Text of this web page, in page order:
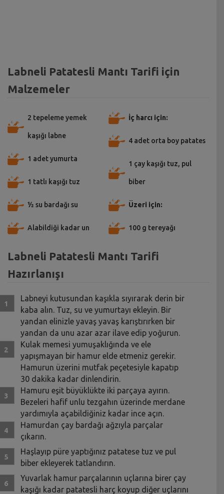
Labneli Patatesli Mantı Tarifi için
Malzemeler
2 tepeleme yemek
kaşığı labne
1 adet yumurta
1 tatlı kaşığı tuz
½ su bardağı su
Alabildiği kadar un
İç harcı için:
4 adet orta boy patates
1 çay kaşığı tuz, pul
biber
Üzeri için:
100 g tereyağı
Labneli Patatesli Mantı Tarifi
Hazırlanışı
Labneyi kutusundan kaşıkla sıyırarak derin bir
kaba alın. Tuz, su ve yumurtayı ekleyin. Bir
yandan elinizle yavaş yavaş karıştırırken bir
yandan da unu azar azar ilave edip yoğurun.
Kulak memesi yumuşaklığında ve ele
yapışmayan bir hamur elde etmeniz gerekir.
Hamurun üzerini mutfak peçetesiyle kapatıp
30 dakika kadar dinlendirin.
Hamuru eşit büyüklükte iki parçaya ayırın.
Bezeleri hafif unlu tezgahın üzerinde merdane
yardımıyla açabildiğiniz kadar ince açın.
Hamurdan çay bardağı ağzıyla parçalar
çıkarın.
Haşlayıp püre yaptığınız patatese tuz ve pul
biber ekleyerek tatlandırın.
Yuvarlak hamur parçalarının uçlarına birer çay
kaşığı kadar patatesli harç koyup diğer uçlarını